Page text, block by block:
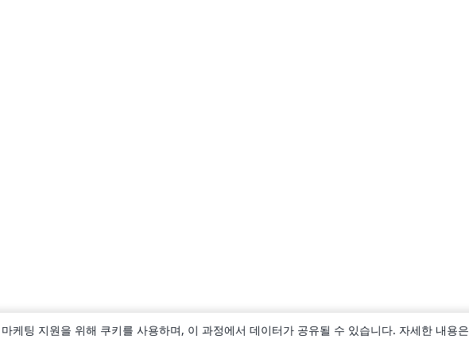
케팅 지원을 위해 쿠키를 사용하며, 이 과정에서 데이터가 공유될 수 있습니다. 자세한 내용은